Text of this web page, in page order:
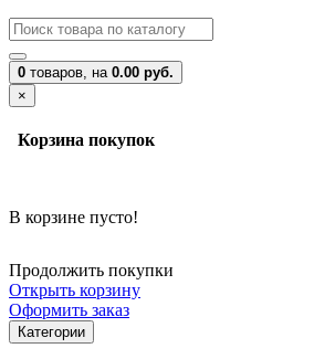
0 товаров, на 0.00 руб.
×
Корзина покупок
В корзине пусто!
Продолжить покупки
Открыть корзину
Оформить заказ
Категории